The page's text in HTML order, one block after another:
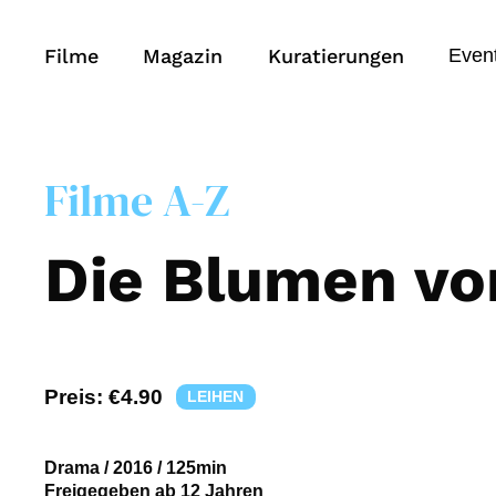
Filme Magazin Kuratierungen
Filme A-Z
Die Blumen
Preis: €4.90 LEIHEN
Drama /2016 / 125min
Freigegeben ab 12 Jahren